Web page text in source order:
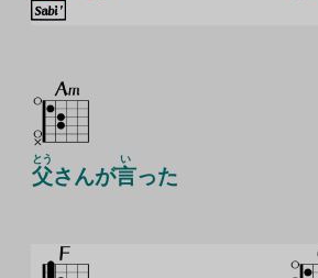
父
とう
さんが言
い
った